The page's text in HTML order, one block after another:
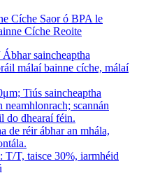
Cíche Saor ó BPA le
Cíche Reoite
saincheaptha
málaí bainne cíche, málaí
Tiús saincheaptha
neamhlonrach; scannán
do dhearaí féin.
de réir ábhar an mhála,
T/T, taisce 30%, iarmhéid